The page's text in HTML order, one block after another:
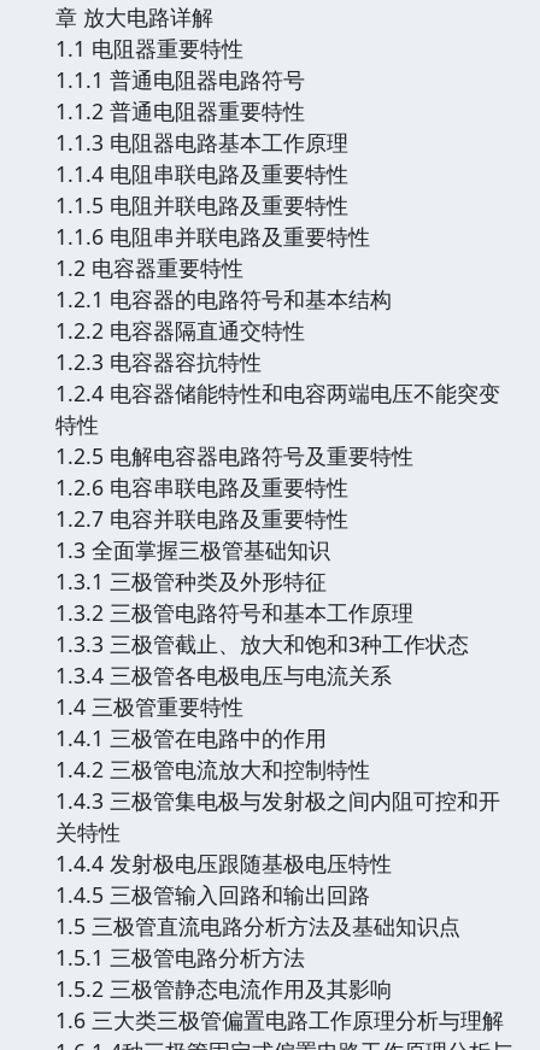
章 放大电路详解
1.1 电阻器重要特性
1.1.1 普通电阻器电路符号
1.1.2 普通电阻器重要特性
1.1.3 电阻器电路基本工作原理
1.1.4 电阻串联电路及重要特性
1.1.5 电阻并联电路及重要特性
1.1.6 电阻串并联电路及重要特性
1.2 电容器重要特性
1.2.1 电容器的电路符号和基本结构
1.2.2 电容器隔直通交特性
1.2.3 电容器容抗特性
1.2.4 电容器储能特性和电容两端电压不能突变
特性
1.2.5 电解电容器电路符号及重要特性
1.2.6 电容串联电路及重要特性
1.2.7 电容并联电路及重要特性
1.3 全面掌握三极管基础知识
1.3.1 三极管种类及外形特征
1.3.2 三极管电路符号和基本工作原理
1.3.3 三极管截止、放大和饱和3种工作状态
1.3.4 三极管各电极电压与电流关系
1.4 三极管重要特性
1.4.1 三极管在电路中的作用
1.4.2 三极管电流放大和控制特性
1.4.3 三极管集电极与发射极之间内阻可控和开
关特性
1.4.4 发射极电压跟随基极电压特性
1.4.5 三极管输入回路和输出回路
1.5 三极管直流电路分析方法及基础知识点
1.5.1 三极管电路分析方法
1.5.2 三极管静态电流作用及其影响
1.6 三大类三极管偏置电路工作原理分析与理解